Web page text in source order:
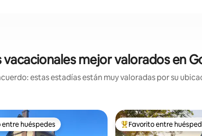
mejor valorados en
estas estadías están muy valoradas por su
entre huéspedes
entre huéspedes Favorito entre
Favorito entre